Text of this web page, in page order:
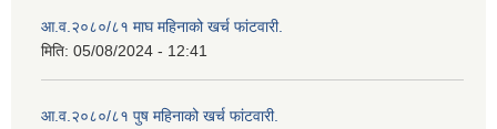
आ.व.२०८०/८१ माघ महिनाको खर्च फांटवारी.
मिति: 05/08/2024 - 12:41
आ.व.२०८०/८१ पुष महिनाको खर्च फांटवारी.